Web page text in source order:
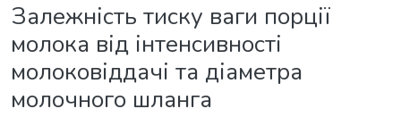
Залежність тиску ваги порції
молока від інтенсивності
молоковіддачі та діаметра
молочного шланга